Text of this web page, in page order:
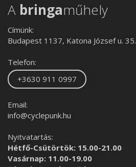
A bringaműhely
Címünk:
Budapest 1137, Katona József u. 35.
Telefon:
+3630 911 0997
Email:
info@cyclepunk.hu
Nyitvatartás:
Hétfő-Csütörtök: 15.00-21.00
Vasárnap: 11.00-19.00